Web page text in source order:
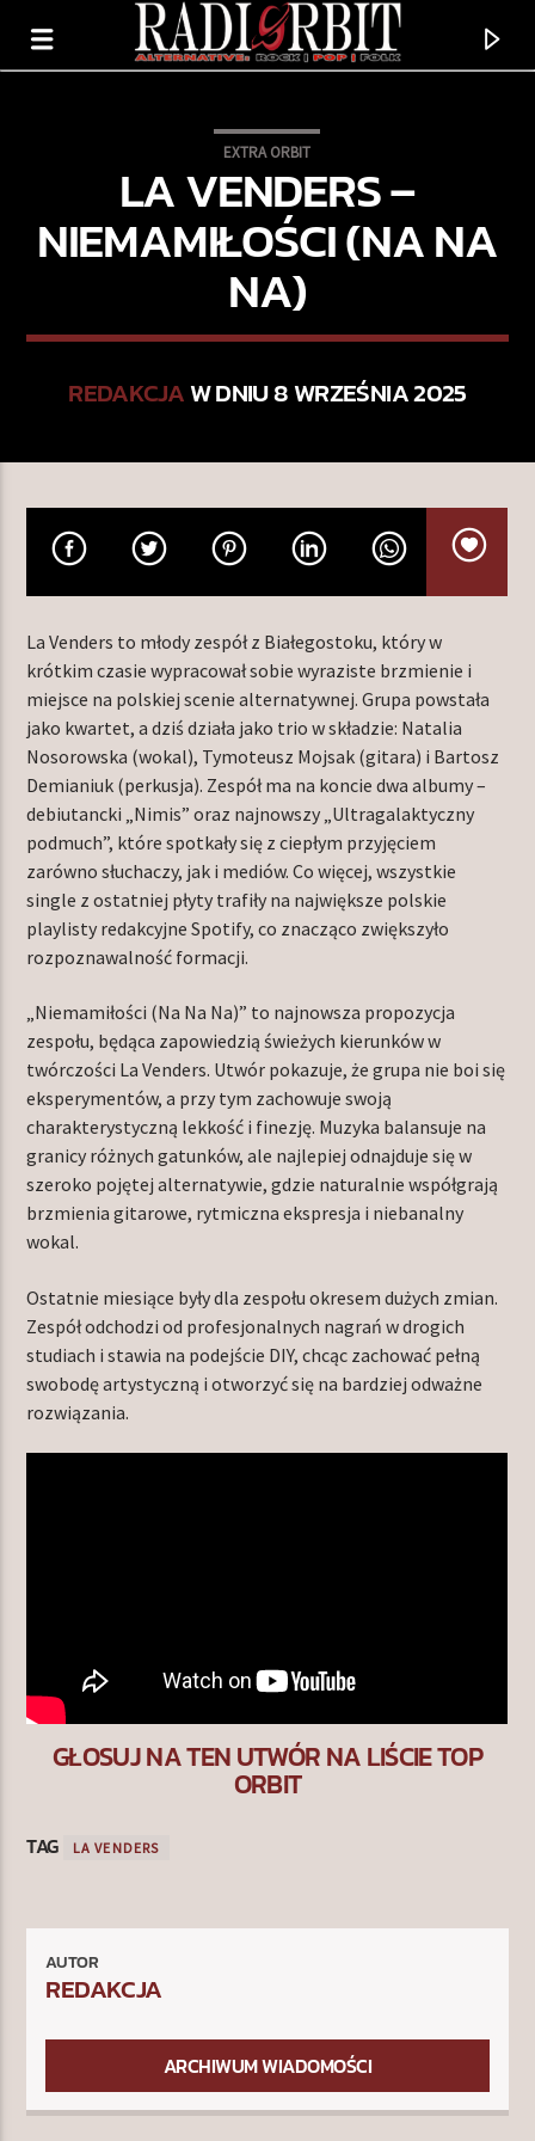
STEVIE WONDER
TERAZ W RAMÓWCE
NA MOJEJ ORBICIE
22:00 24:00
Radio Orbit
EXTRA ORBIT
LA VENDERS –
NIEMAMIŁOŚCI (NA NA
NA)
REDAKCJAW DNIU 8 WRZEŚNIA 2025
La Venders to młody zespół z Białegostoku, który w
krótkim czasie wypracował sobie wyraziste brzmienie i
miejsce na polskiej scenie alternatywnej. Grupa powstała
jako kwartet, a dziś działa jako trio w składzie: Natalia
Nosorowska (wokal), Tymoteusz Mojsak (gitara) i Bartosz
Demianiuk (perkusja). Zespół ma na koncie dwa albumy –
debiutancki „Nimis” oraz najnowszy „Ultragalaktyczny
podmuch”, które spotkały się z ciepłym przyjęciem
zarówno słuchaczy, jak i mediów. Co więcej, wszystkie
single z ostatniej płyty trafiły na największe polskie
playlisty redakcyjne Spotify, co znacząco zwiększyło
rozpoznawalność formacji.
„Niemamiłości (Na Na Na)” to najnowsza propozycja
zespołu, będąca zapowiedzią świeżych kierunków w
twórczości La Venders. Utwór pokazuje, że grupa nie boi się
eksperymentów, a przy tym zachowuje swoją
charakterystyczną lekkość i finezję. Muzyka balansuje na
granicy różnych gatunków, ale najlepiej odnajduje się w
szeroko pojętej alternatywie, gdzie naturalnie współgrają
brzmienia gitarowe, rytmiczna ekspresja i niebanalny
wokal.
Ostatnie miesiące były dla zespołu okresem dużych zmian.
Zespół odchodzi od profesjonalnych nagrań w drogich
studiach i stawia na podejście DIY, chcąc zachować pełną
swobodę artystyczną i otworzyć się na bardziej odważne
rozwiązania.
GŁOSUJ NA TEN UTWÓR NA LIŚCIE TOP
ORBIT
TAG LA VENDERS
AUTOR
REDAKCJA
ARCHIWUM WIADOMOŚCI